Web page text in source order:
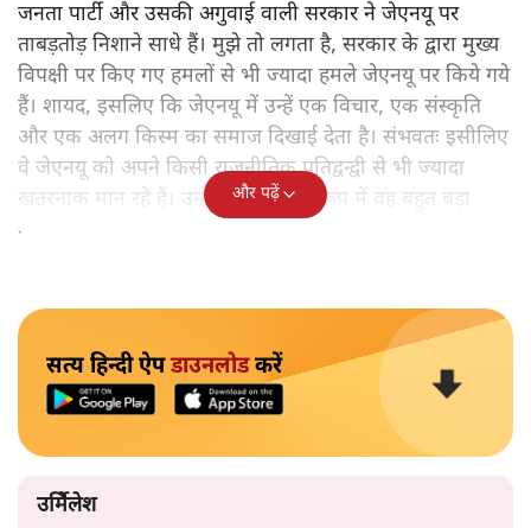
जनता पार्टी और उसकी अगुवाई वाली सरकार ने जेएनयू पर
ताबड़तोड़ निशाने साधे हैं। मुझे तो लगता है, सरकार के द्वारा मुख्य
विपक्षी पर किए गए हमलों से भी ज्यादा हमले जेएनयू पर किये गये
हैं। शायद, इसलिए कि जेएनयू में उन्हें एक विचार, एक संस्कृति
और एक अलग किस्म का समाज दिखाई देता है। संभवतः इसीलिए
वे जेएनयू को अपने किसी राजनीतिक प्रतिद्वन्द्वी से भी ज्यादा
ख़तरनाक मान रहे हैं। उन्हें एक संस्था के रूप में वह बहुत बड़ा
वैचारिक प्रतिद्वन्द्वी नज़र आता है।
और पढ़ें
सत्य हिन्दी ऐपडाउनलोडकरें
उर्मिेलेश